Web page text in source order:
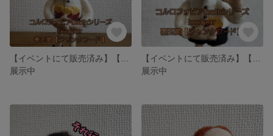
展示中
展示中